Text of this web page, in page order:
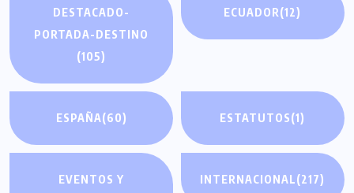
DESTACADO-
PORTADA-DESTINO
(105)
ECUADOR(12)
ESPAÑA(60) ESTATUTOS(1)
EVENTOS Y
INTERNACIONAL(217)